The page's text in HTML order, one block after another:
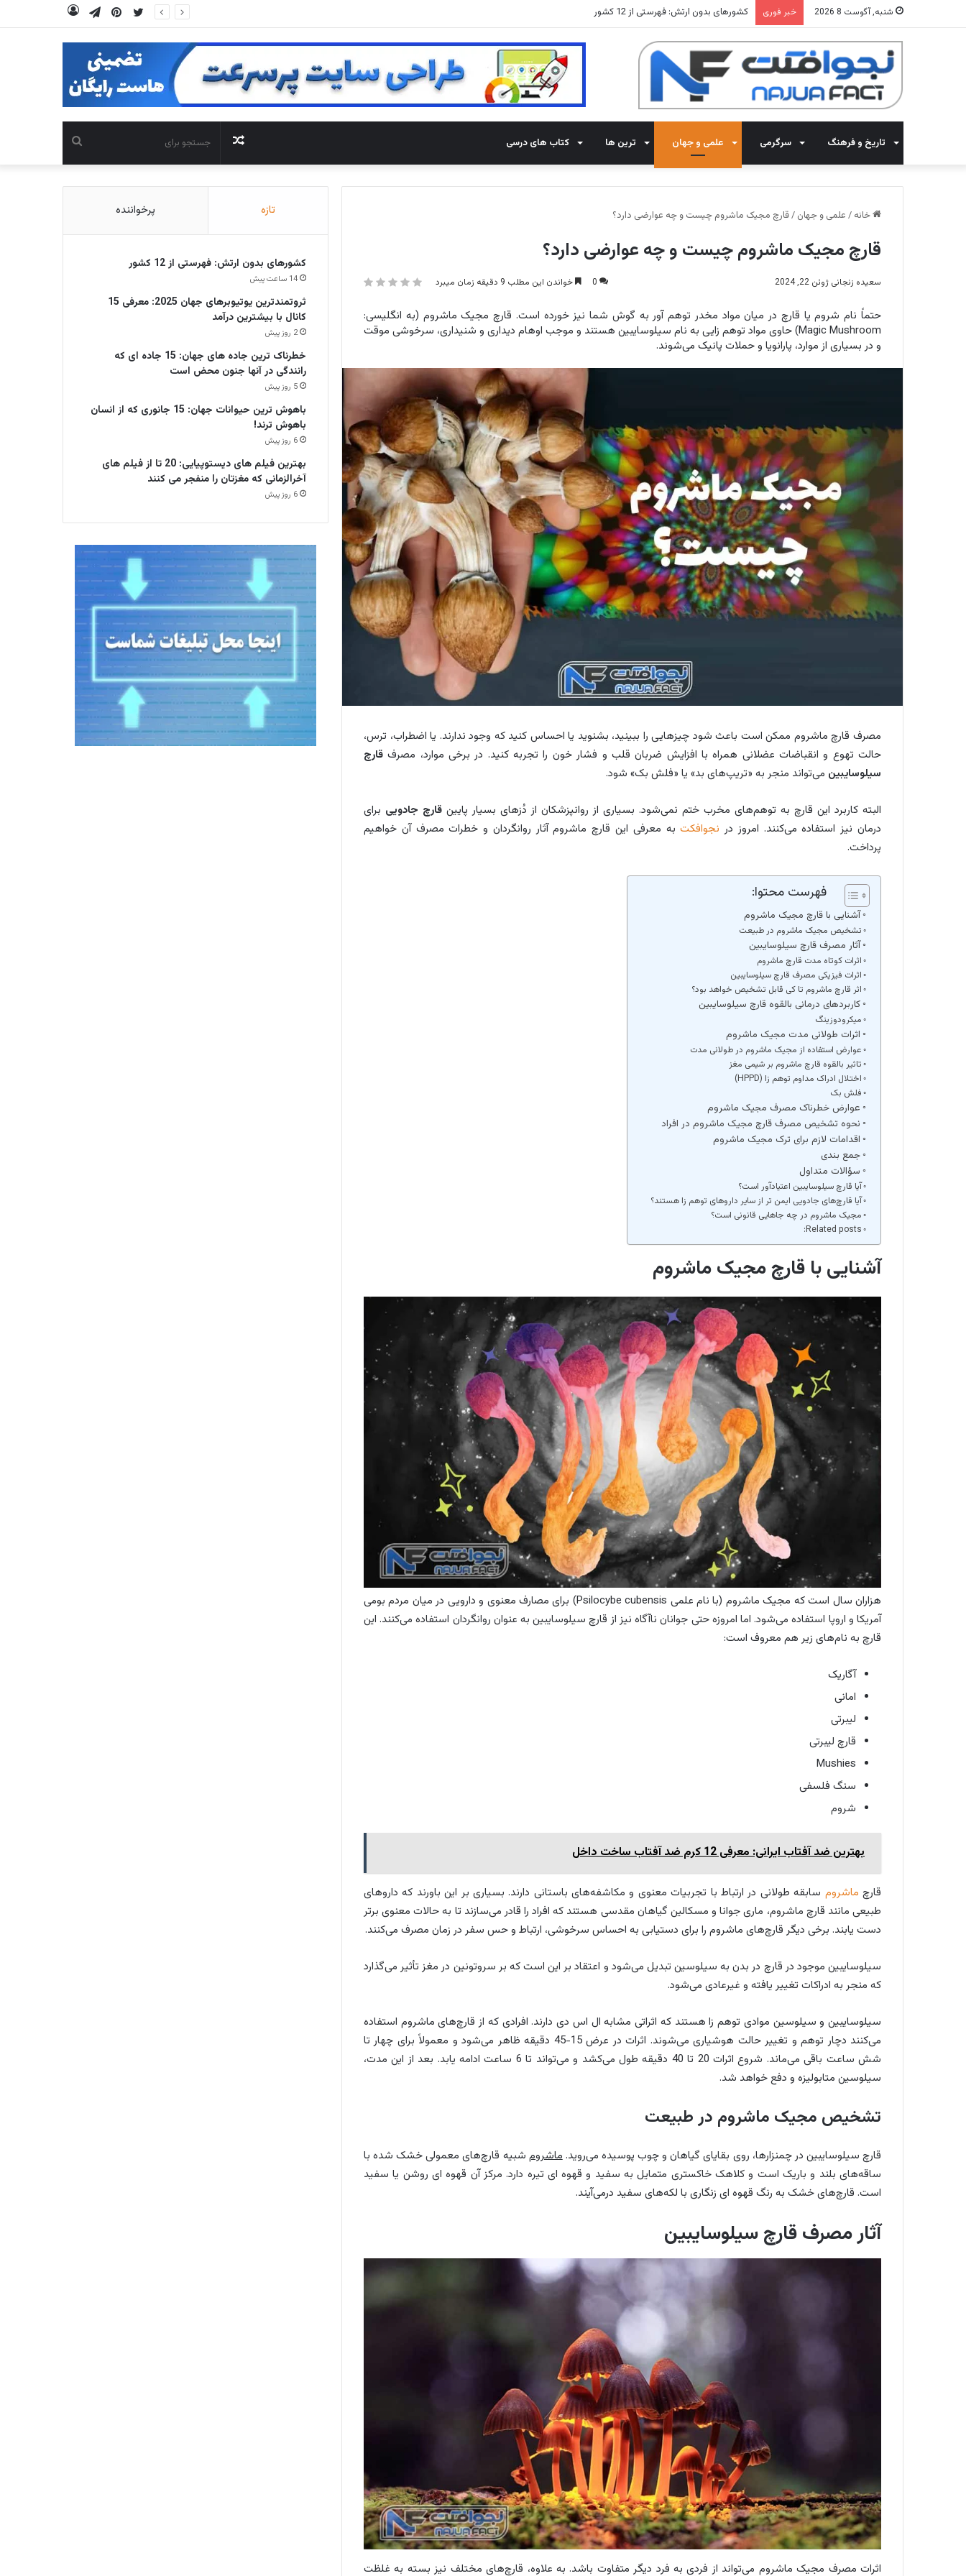
شنبه, آگوست 8 2026 خبر فوری کشورهای بدون ارتش: فهرستی از 12 کشور ورودتلگرام
‫پین‌ترستتوییتر
تاریخ و فرهنگ سرگرمی علمی و جهان ترین ها کتاب های درسی جستجو
برای
نوشته
تصادفی
خانه / علمی و جهان /قارچ مجیک ماشروم چیست و چه عوارضی دارد؟
قارچ مجیک ماشروم چیست و چه عوارضی دارد؟
سعیده زنجانی ژوئن 22, 2024 0 خواندن این مطلب 9 دقیقه زمان میبرد
حتماً نام شروم یا قارچ در میان مواد مخدر توهم آور به گوش شما نیز خورده است. قارچ مجیک ماشروم (به انگلیسی:
Magic Mushroom) حاوی مواد توهم زایی به نام سیلوسایبین هستند و موجب اوهام دیداری و شنیداری، سرخوشی موقت
و در بسیاری از موارد، پارانویا و حملات پانیک می‌شوند.
مصرف قارچ ماشروم ممکن است باعث شود چیزهایی را ببینید، بشنوید یا احساس کنید که وجود ندارند. یا اضطراب، ترس،
حالت تهوع و انقباضات عضلانی همراه با افزایش ضربان قلب و فشار خون را تجربه کنید. در برخی موارد، مصرف قارچ
سیلوسایبین می‌تواند منجر به «تریپ‌های بد» یا «فلش بک» شود.
البته کاربرد این قارچ به توهم‌های مخرب ختم نمی‌شود. بسیاری از روانپزشکان از دُزهای بسیار پایین قارچ جادویی برای
درمان نیز استفاده می‌کنند. امروز در نجوافکت به معرفی این قارچ ماشروم آثار روانگردان و خطرات مصرف آن خواهیم
پرداخت.
فهرست محتوا:
آشنایی با قارچ مجیک ماشروم
تشخیص مجیک ماشروم در طبیعت
آثار مصرف قارچ سیلوسایبین
اثرات کوتاه مدت قارچ ماشروم
اثرات فیزیکی مصرف قارچ سیلوسایبین
اثر قارچ ماشروم تا کی قابل تشخیص خواهد بود؟
کاربردهای درمانی بالقوه قارچ سیلوسایبین
میکرودوزینگ
اثرات طولانی مدت مجیک ماشروم
عوارض استفاده از مجیک ماشروم در طولانی مدت
تاثیر بالقوه قارچ ماشروم بر شیمی مغز
اختلال ادراک مداوم توهم زا (HPPD)
فلش بک
عوارض خطرناک مصرف مجیک ماشروم
نحوه تشخیص مصرف قارچ مجیک ماشروم در افراد
اقدامات لازم برای ترک مجیک ماشروم
جمع بندی
سؤالات متداول
آیا قارچ سیلوسایبین اعتیادآور است؟
آیا قارچ‌های جادویی ایمن تر از سایر داروهای توهم زا هستند؟
مجیک ماشروم در چه جاهایی قانونی است؟
Related posts:
آشنایی با قارچ مجیک ماشروم
هزاران سال است که مجیک ماشروم (با نام علمی Psilocybe cubensis) برای مصارف معنوی و دارویی در میان مردم بومی
آمریکا و اروپا استفاده می‌شود. اما امروزه حتی جوانان ناآگاه نیز از قارچ سیلوسایبین به عنوان روانگردان استفاده می‌کنند. این
قارچ به نام‌های زیر هم معروف است:
آگاریک
امانی
لیبرتی
قارچ لیبرتی
Mushies
سنگ‌ فلسفی
شروم
بهترین ضد آفتاب ایرانی: معرفی 12 کرم ضد آفتاب ساخت داخل
قارچ ماشروم سابقه طولانی در ارتباط با تجربیات معنوی و مکاشفه‌های باستانی دارند. بسیاری بر این باورند که داروهای
طبیعی مانند قارچ ماشروم، ماری جوانا و مسکالین گیاهان مقدسی هستند که افراد را قادر می‌سازند تا به حالات معنوی برتر
دست یابند. برخی دیگر قارچ‌های ماشروم را برای دستیابی به احساس سرخوشی، ارتباط و حس سفر در زمان مصرف می‌کنند.
سیلوسایبین موجود در قارچ در بدن به سیلوسین تبدیل می‌شود و اعتقاد بر این است که بر سروتونین در مغز تأثیر می‌گذارد
که منجر به ادراکات تغییر یافته و غیرعادی می‌شود.
سیلوسایبین و سیلوسین موادی توهم زا هستند که اثراتی مشابه ال اس دی دارند. افرادی که از قارچ‌های ماشروم استفاده
می‌کنند دچار توهم و تغییر حالت هوشیاری می‌شوند. اثرات در عرض 15-45 دقیقه ظاهر می‌شود و معمولاً برای چهار تا
شش ساعت باقی می‌ماند. شروع اثرات 20 تا 40 دقیقه طول می‌کشد و می‌تواند تا 6 ساعت ادامه یابد. بعد از این مدت،
سیلوسین متابولیزه و دفع خواهد شد.
تشخیص مجیک ماشروم در طبیعت
قارچ سیلوسایبین در چمنزارها، روی بقایای گیاهان و چوب پوسیده می‌روید.ماشروم شبیه قارچ‌های معمولی خشک شده با
ساقه‌های بلند و باریک است و کلاهک خاکستری متمایل به سفید و قهوه ای تیره دارد. مرکز آن قهوه ای روشن یا سفید
است. قارچ‌های خشک به رنگ قهوه ای زنگاری با لکه‌های سفید درمی‌آیند.
آثار مصرف قارچ سیلوسایبین
اثرات مصرف مجیک ماشروم می‌تواند از فردی به فرد دیگر متفاوت باشد. به علاوه، قارچ‌های مختلف نیز بسته به غلظت
تازه پرخواننده
کشورهای بدون ارتش: فهرستی از 12 کشور
14 ساعت پیش
ثروتمندترین یوتیوبرهای جهان 2025: معرفی 15
کانال با بیشترین درآمد
2 روز پیش
خطرناک ترین جاده های جهان: 15 جاده ای که
رانندگی در آنها جنون محض است
5 روز پیش
باهوش ترین حیوانات جهان: 15 جانوری که از انسان
باهوش ترند!
6 روز پیش
بهترین فیلم های دیستوپیایی: 20 تا از فیلم های
آخرالزمانی که مغزتان را منفجر می کنند
6 روز پیش